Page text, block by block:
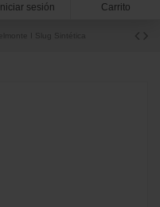
Iniciar sesión Carrito